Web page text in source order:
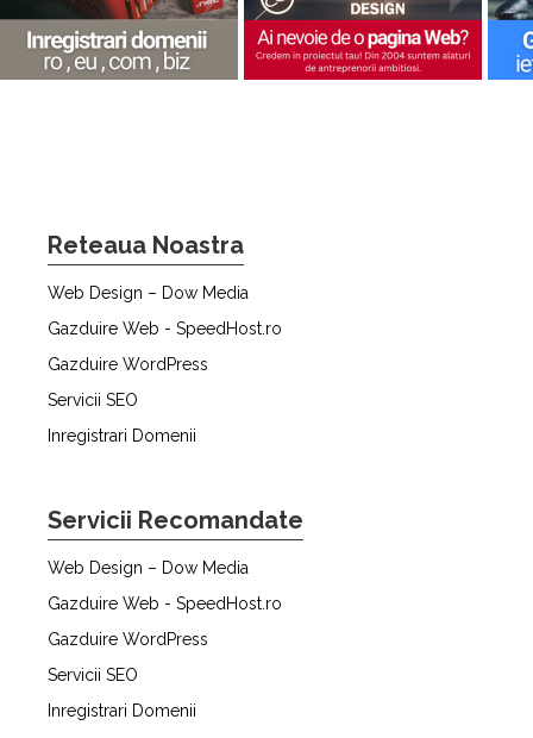
Reteaua Noastra
Web Design – Dow Media
Gazduire Web - SpeedHost.ro
Gazduire WordPress
Servicii SEO
Inregistrari Domenii
Servicii Recomandate
Web Design – Dow Media
Gazduire Web - SpeedHost.ro
Gazduire WordPress
Servicii SEO
Inregistrari Domenii